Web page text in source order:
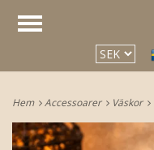
Hem Accessoarer Väskor